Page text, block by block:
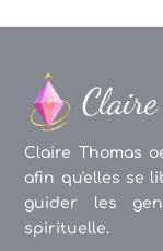
Claire Thomas
afin qu'elles se
guider les
spirituelle.